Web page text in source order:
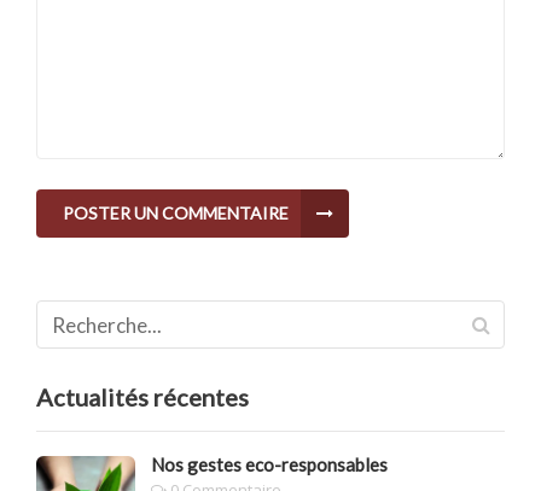
POSTER UN COMMENTAIRE
Actualités récentes
Nos gestes eco-responsables